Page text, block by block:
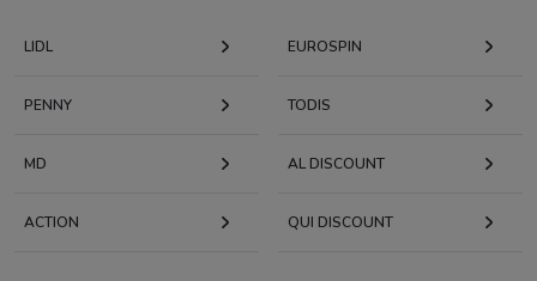
LIDL EUROSPIN
PENNY TODIS
MD AL DISCOUNT
ACTION QUI DISCOUNT